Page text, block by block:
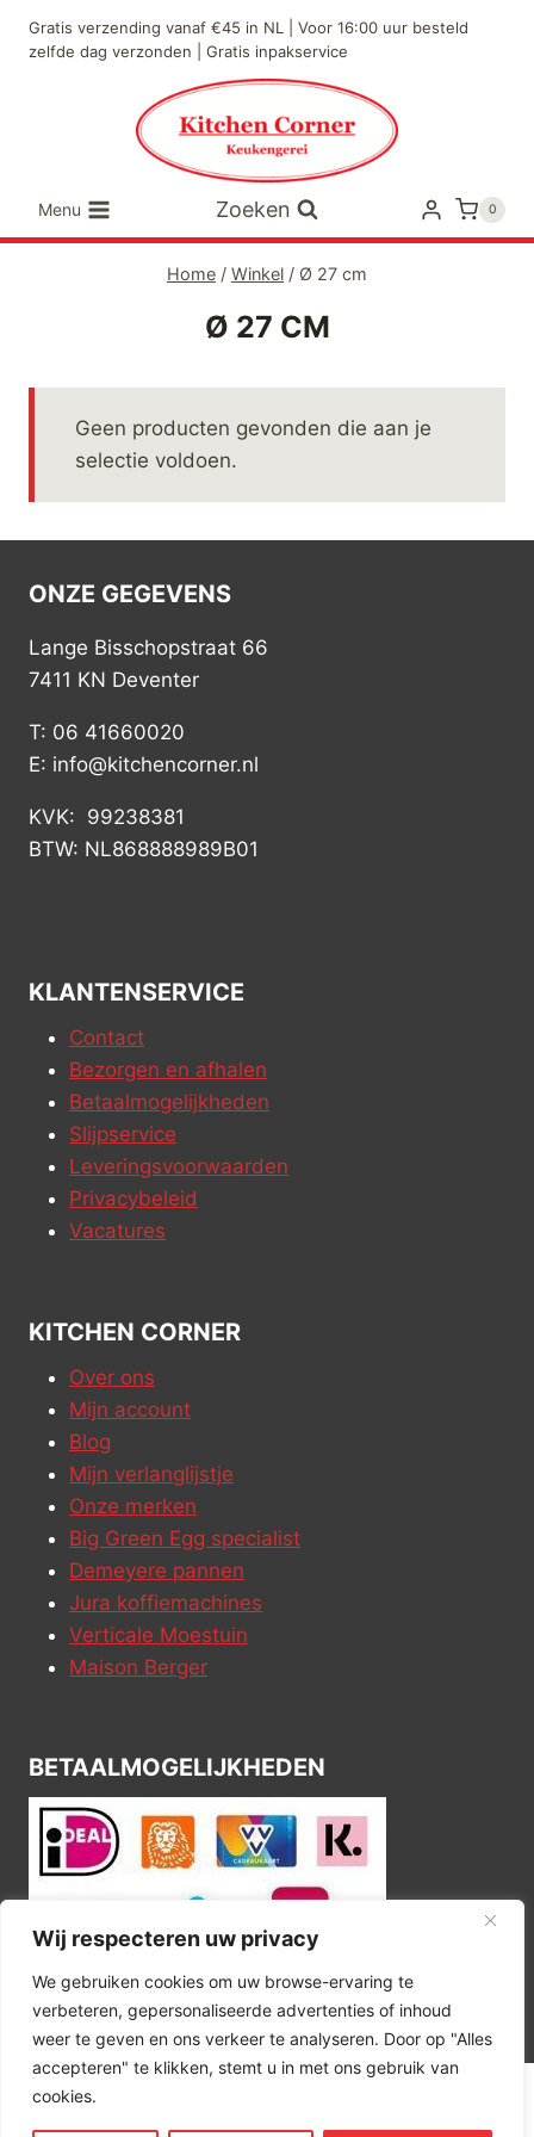
Wij respecteren uw privacy
We gebruiken cookies om uw browse-ervaring te
verbeteren, gepersonaliseerde advertenties of inhoud
weer te geven en ons verkeer te analyseren. Door op "Alles
accepteren" te klikken, stemt u in met ons gebruik van
cookies.
naar
Gratis verzending vanaf €45 in NL | Voor 16:00 uur besteld
zelfde dag verzonden | Gratis inpakservice
Menu Zoeken 0
Home / Winkel / Ø 27 cm
Ø 27 CM
Geen producten gevonden die aan je
selectie voldoen.
ONZE GEGEVENS
Lange Bisschopstraat 66
7411 KN Deventer
T: 06 41660020
E: info@kitchencorner.nl
KVK: 99238381
BTW: NL868888989B01
KLANTENSERVICE
Contact
Bezorgen en afhalen
Betaalmogelijkheden
Slijpservice
Leveringsvoorwaarden
Privacybeleid
Vacatures
KITCHEN CORNER
Over ons
Mijn account
Blog
Mijn verlanglijstje
Onze merken
Big Green Egg specialist
Demeyere pannen
Jura koffiemachines
Verticale Moestuin
Maison Berger
BETAALMOGELIJKHEDEN